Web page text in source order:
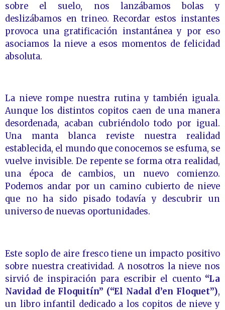
sobre el suelo, nos lanzábamos bolas y
deslizábamos en trineo. Recordar estos instantes
provoca una gratificación instantánea y por eso
asociamos la nieve a esos momentos de felicidad
absoluta.
La nieve rompe nuestra rutina y también iguala.
Aunque los distintos copitos caen de una manera
desordenada, acaban cubriéndolo todo por igual.
Una manta blanca reviste nuestra realidad
establecida, el mundo que conocemos se esfuma, se
vuelve invisible. De repente se forma otra realidad,
una época de cambios, un nuevo comienzo.
Podemos andar por un camino cubierto de nieve
que no ha sido pisado todavía y descubrir un
universo de nuevas oportunidades.
Este soplo de aire fresco tiene un impacto positivo
sobre nuestra creatividad. A nosotros la nieve nos
sirvió de inspiración para escribir el cuento “La
Navidad de Floquitín” (“El Nadal d’en Floquet”),
un libro infantil dedicado a los copitos de nieve y